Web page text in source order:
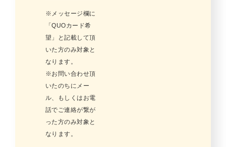
※メッセージ欄に
「QUOカード希
望」と記載して頂
いた方のみ対象と
なります。
※お問い合わせ頂
いたのちにメー
ル、もしくはお電
話でご連絡が繋が
った方のみ対象と
なります。